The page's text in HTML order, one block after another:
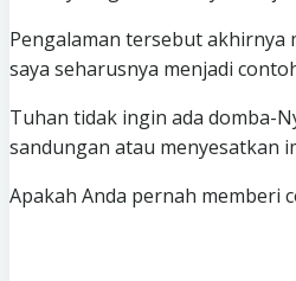
Pengalaman tersebut akhirnya
saya seharusnya menjadi
Tuhan tidak ingin ada domba-
sandungan atau menyesatkan
Apakah Anda pernah memberi